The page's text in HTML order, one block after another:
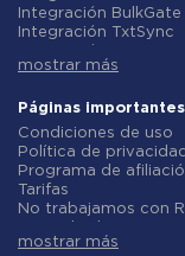
Integración Instagram
Integración
Integración Typeform
Integración
Integración Notion
Integración AWeber
Integración Asana
Integración ZOHO
Integración
Integración
Integración
Integración BulkGate
Integración TxtSync
Integración Corezoid
Integración Instasent
Integración AtomPark
Integración
Integración
Integración CM.com
Integración D7
Integración SMS.to
Integración
mostrar más
Páginas importantes
Condiciones de uso
Política de privacidad
Programa de
Tarifas
No trabajamos con
Politica de reembolso
mostrar más